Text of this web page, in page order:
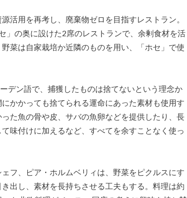
活用を再考し、廃棄物ゼロを目指すレストラン。
」の奥に設けた2席のレストランで、余剰食材を活
菜は自家栽培か近隣のものを用い、「ホセ」で使
デン語で、捕獲したものは捨てないという理念か
かかっても捨てられる運命にあった素材も使用す
た魚の骨や皮、サバの魚卵などを提供したり、長
味付けに加えるなど、すべてを余すことなく使っ
フ、ピア・ホルムベリィは、野菜をピクルスにす
出し、素材を長持ちさせる工夫もする。料理は約